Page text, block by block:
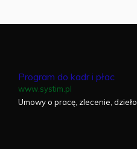
Program do kadr i płac
www.systim.pl
Umowy o pracę, zlecenie, dzieło